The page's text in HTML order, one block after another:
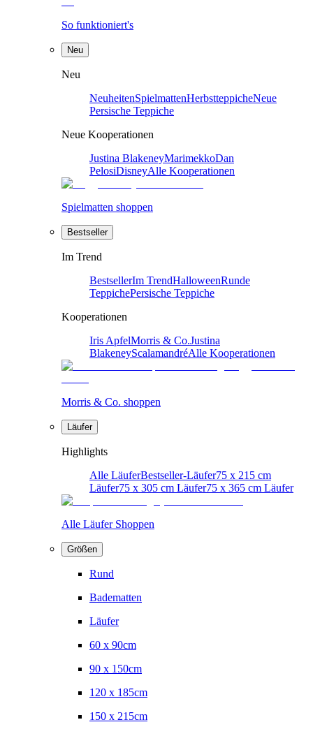
So funktioniert's
Neu
Neu
NeuheitenSpielmattenHerbstteppicheNeue
Persische Teppiche
Neue Kooperationen
Justina BlakeneyMarimekkoDan
PelosiDisneyAlle Kooperationen
Spielmatten shoppen
Bestseller
Im Trend
BestsellerIm TrendHalloweenRunde
TeppichePersische Teppiche
Kooperationen
Iris ApfelMorris & Co.Justina
BlakeneyScalamandréAlle Kooperationen
Morris & Co. shoppen
Läufer
Highlights
Alle LäuferBestseller-Läufer75 x 215 cm
Läufer75 x 305 cm Läufer75 x 365 cm Läufer
Alle Läufer Shoppen
Größen
Rund
Badematten
Läufer
60 x 90cm
90 x 150cm
120 x 185cm
150 x 215cm